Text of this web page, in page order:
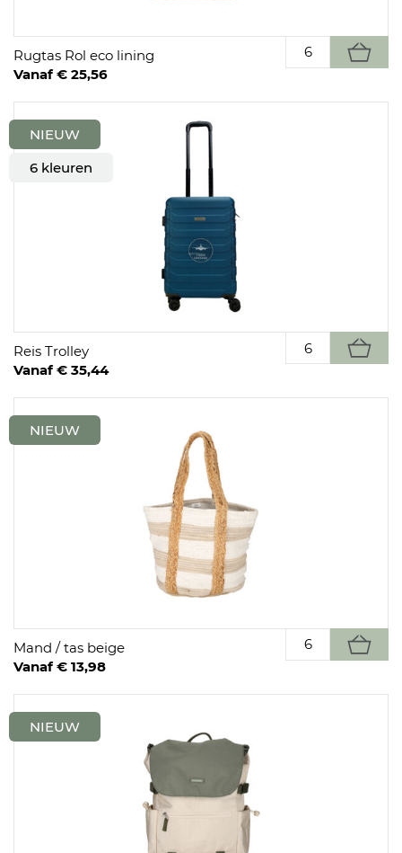
Rugtas Rol eco lining
Vanaf € 25,56
NIEUW
6 kleuren
Reis Trolley
Vanaf € 35,44
NIEUW
Mand / tas beige
Vanaf € 13,98
NIEUW